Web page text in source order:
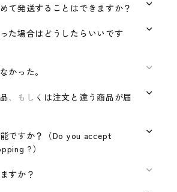
て発送することはできますか？
た場合はどうしたらいいです
かった。
、もしくは注文と違う商品が届
ですか？（Do you accept
?）
すか？